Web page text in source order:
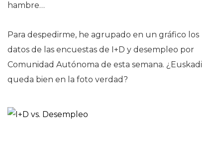
hambre…
Para despedirme, he agrupado en un gráfico los
datos de las encuestas de I+D y desempleo por
Comunidad Autónoma de esta semana. ¿Euskadi
queda bien en la foto verdad?